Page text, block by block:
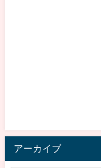
アーカイブ